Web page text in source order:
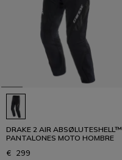
DRAKE 2 AIR ABSØLUTESHELL™
PANTALONES MOTO HOMBRE
€ 299